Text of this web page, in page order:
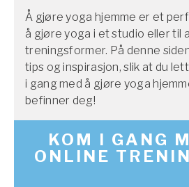
Hitta härliga destinationer med
global_menu.more.events.desc
Priser
Prisplaner for Yogobe Play
Friskvårdsbidrag
Bli kjent med vårt team med over
Samarbeid
Å gjøre yoga hjemme er et
å gjøre yoga i et studio eller til
treningsformer. På denne
tips og inspirasjon, slik at du
i gang med å gjøre yoga
befinner deg!
KOM I GANG
ONLINE